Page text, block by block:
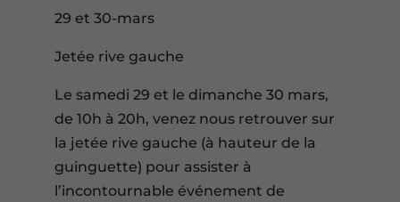
29 et 30-mars
Jetée rive gauche
Le samedi 29 et le dimanche 30 mars,
de 10h à 20h, venez nous retrouver sur
la jetée rive gauche (à hauteur de la
guinguette) pour assister à
l’incontournable événement de